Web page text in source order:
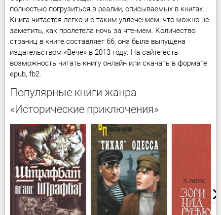
полностью погрузиться в реалии, описываемых в книгах.
Книга читается легко и с таким увлечением, что можно не
заметить, как пролетела ночь за чтением. Количество
страниц в книге составляет 66, она была выпущена
издательством «Вече» в 2013 году. На сайте есть
возможность читать книгу онлайн или скачать в формате
epub, fb2.
Популярные книги жанра
«Исторические приключения»